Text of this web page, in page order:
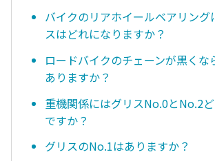
バイクのリアホイールベアリング
スはどれになりますか？
ロードバイクのチェーンが黒くな
ありますか？
重機関係にはグリスNo.0とNo.2
ですか？
グリスのNo.1はありますか？